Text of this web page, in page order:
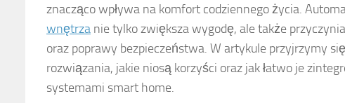
znacząco wpływa na komfort codziennego życia.
wnętrza nie tylko zwiększa wygodę, ale także
oraz poprawy bezpieczeństwa. W artykule przyjrzymy
rozwiązania, jakie niosą korzyści oraz jak łatwo je
systemami smart home.